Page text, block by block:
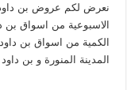
نعرض لكم عروض بن
الاسبوعية من اسواق بن
الكمية من اسواق بن
المدينة المنورة و بن